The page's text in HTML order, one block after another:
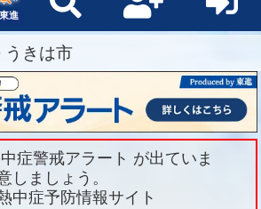
進
うきは市
症警戒アラート が出ていま
しましょう。
中症予防情報サイト